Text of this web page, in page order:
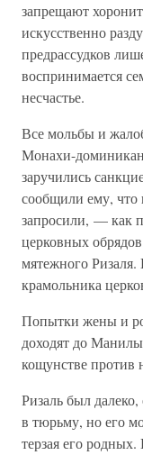
запрещают
искусственно
предрассудков
воспринимается
несчастье.
Все мольбы и
Монахи-
заручились
сообщили ему, что
запросили, — как
церковных
мятежного
крамольника
Попытки жены и
доходят до
кощунстве против
Ризаль был далеко,
в тюрьму, но его
терзая его